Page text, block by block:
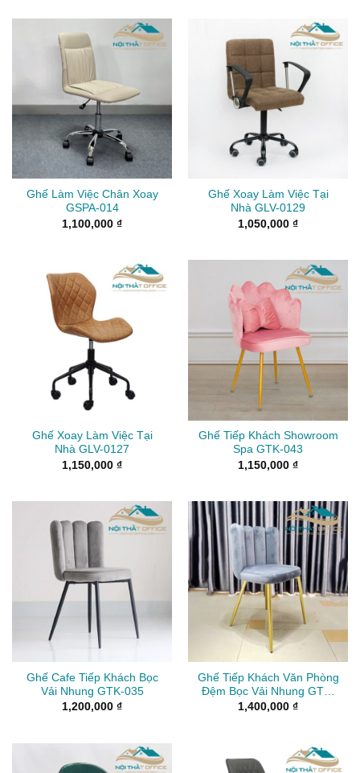
Ghế Làm Việc Chân Xoay
GSPA-014
1,100,000 ₫
Ghế Xoay Làm Việc Tại
Nhà GLV-0129
1,050,000 ₫
Ghế Xoay Làm Việc Tại
Nhà GLV-0127
1,150,000 ₫
Ghế Tiếp Khách Showroom
Spa GTK-043
1,150,000 ₫
Ghế Cafe Tiếp Khách Bọc
Vải Nhung GTK-035
1,200,000 ₫
Ghế Tiếp Khách Văn Phòng
Đệm Bọc Vải Nhung GTK-
034
1,400,000 ₫